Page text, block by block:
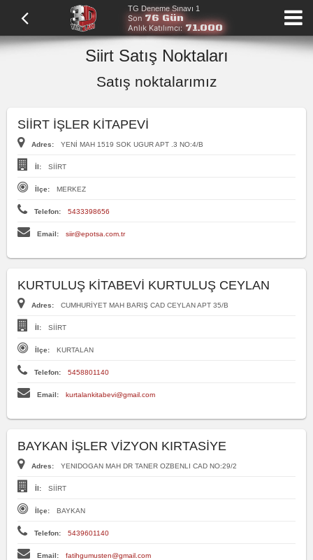
TG Deneme Sınavı 1
Son 76 Gün
Anlık Katılımcı:71.000
Siirt Satış Noktaları
Satış noktalarımız
SİİRT İŞLER KİTAPEVİ
Adres: YENİ MAH 1519 SOK UGUR APT .3 NO:4/B
İl: SİİRT
İlçe: MERKEZ
Telefon: 5433398656
Email: siir@epotsa.com.tr
KURTULUŞ KİTABEVİ KURTULUŞ CEYLAN
Adres: CUMHURİYET MAH BARIŞ CAD CEYLAN APT 35/B
İl: SİİRT
İlçe: KURTALAN
Telefon: 5458801140
Email: kurtalankitabevi@gmail.com
BAYKAN İŞLER VİZYON KIRTASİYE
Adres: YENIDOGAN MAH DR TANER OZBENLI CAD NO:29/2
İl: SİİRT
İlçe: BAYKAN
Telefon: 5439601140
Email: fatihgumusten@gmail.com